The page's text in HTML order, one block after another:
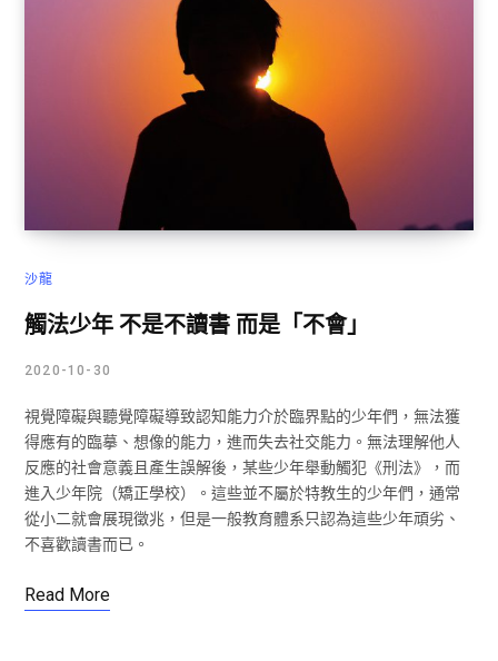
沙龍
觸法少年 不是不讀書 而是「不會」
2020-10-30
視覺障礙與聽覺障礙導致認知能力介於臨界點的少年們，無法獲
得應有的臨摹、想像的能力，進而失去社交能力。無法理解他人
反應的社會意義且產生誤解後，某些少年舉動觸犯《刑法》，而
進入少年院（矯正學校）。這些並不屬於特教生的少年們，通常
從小二就會展現徵兆，但是一般教育體系只認為這些少年頑劣、
不喜歡讀書而已。
Read More